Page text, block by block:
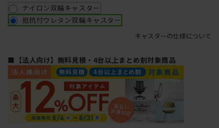
ナイロン双輪キャスター
抵抗付ウレタン双輪キャスター
キャスターの仕様について
■【法人向け】無料見積・4台以上まとめ割対象商品